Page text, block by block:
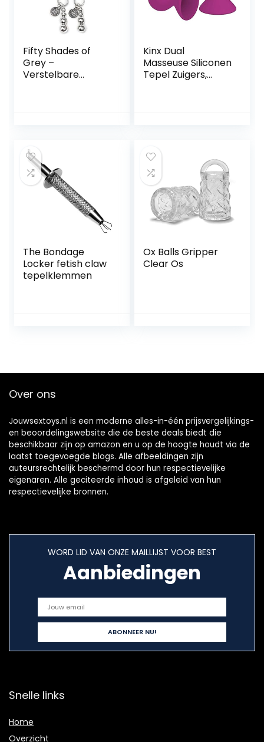
Fifty Shades of
Grey –
Verstelbare
Kinx Dual
Masseuse Siliconen
Tepel Zuigers,
The Bondage
Locker fetish claw
tepelklemmen
Ox Balls Gripper
Clear Os
Over ons
Jouwsextoys.nl is een moderne alles-in-één prijsvergelijkings-
en beoordelingswebsite die de beste deals biedt die
beschikbaar zijn op amazon en u op de hoogte houdt via de
laatst toegevoegde blogs. Alle afbeeldingen zijn
auteursrechtelijk beschermd door hun respectievelijke
eigenaren. Alle geciteerde inhoud is afgeleid van hun
respectievelijke bronnen.
WORD LID VAN ONZE MAILLIJST VOOR BEST
Aanbiedingen
Snelle links
Home
Overzicht